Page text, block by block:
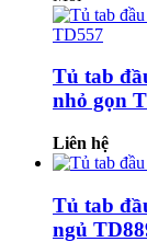
Tủ tab
nhỏ gọn
Liên hệ
Tủ tab
ngủ